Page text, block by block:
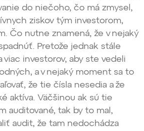
do niečoho, čo má zmysel,
ziskov tým investorom,
Čo nutne znamená, že v nejaký
Pretože jednak stále
investorov, aby ste vedeli
a v nejaký moment sa to
že tie čísla nesedia a že
aktíva. Väčšinou ak sú tie
auditované, tak by to mal,
audit, že tam nedochádza